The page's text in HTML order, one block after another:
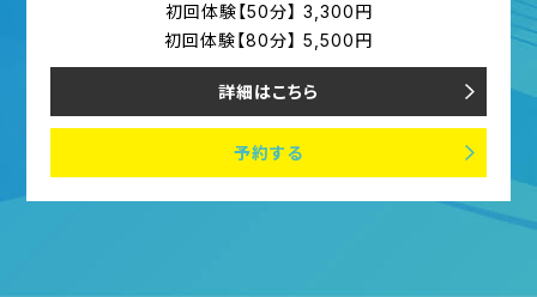
初回体験【50分】 3,300円
初回体験【80分】 5,500円
詳細はこちら
予約する